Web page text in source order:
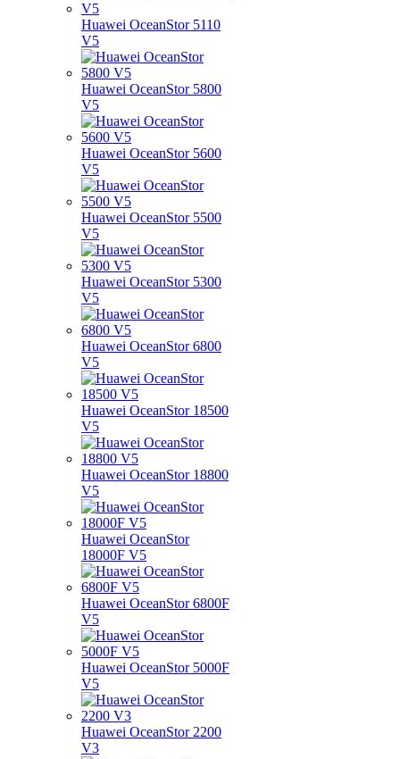
Huawei OceanStor 5110
V5
Huawei OceanStor 5800
V5
Huawei OceanStor 5600
V5
Huawei OceanStor 5500
V5
Huawei OceanStor 5300
V5
Huawei OceanStor 6800
V5
Huawei OceanStor 18500
V5
Huawei OceanStor 18800
V5
Huawei OceanStor
18000F V5
Huawei OceanStor 6800F
V5
Huawei OceanStor 5000F
V5
Huawei OceanStor 2200
V3